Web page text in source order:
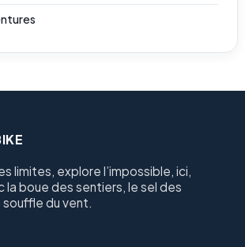
limites, explore l’impossible, ici,
la boue des sentiers, le sel des
du vent.